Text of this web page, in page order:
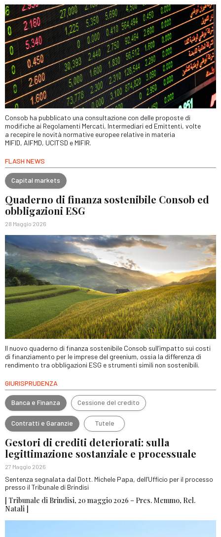
Consob ha pubblicato una consultazione con delle proposte di
modifiche ai Regolamenti Mercati, Intermediari ed Emittenti, volte
a recepire le novità normative europee relative in materia
MIFID, AIFMD, UCITSD e MIFIR.
FLASH NEWS
Capital markets
Quaderno di finanza sostenibile Consob ed
obbligazioni ESG
28 Maggio 2026
Il nuovo quaderno di finanza sostenibile Consob sull’impatto sui costi
di finanziamento per le imprese del greenium, ossia la differenza di
rendimento tra obbligazioni ESG e strumenti simili non sostenibili.
GIURISPRUDENZA
Banca e Finanza Cessione del credito
Contratti e Garanzie Tutele
Gestori di crediti deteriorati: sulla
legittimazione sostanziale e processuale
27 Maggio 2026
Sentenza segnalata dal Dott. Michele Papa, dell’Ufficio per il processo
presso il Tribunale di Brindisi
[ Tribunale di Brindisi, 20 maggio 2026 – Pres. Memmo, Rel.
Natali ]